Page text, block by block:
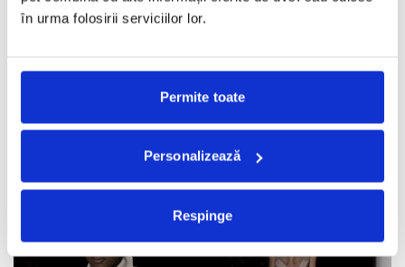
în urma folosirii serviciilor lor.
Permite toate
Personalizează
Respinge
Considerata un simbol al stilului si al atitudinii, Audrey Hepburn a